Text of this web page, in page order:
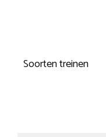
Soorten treinen